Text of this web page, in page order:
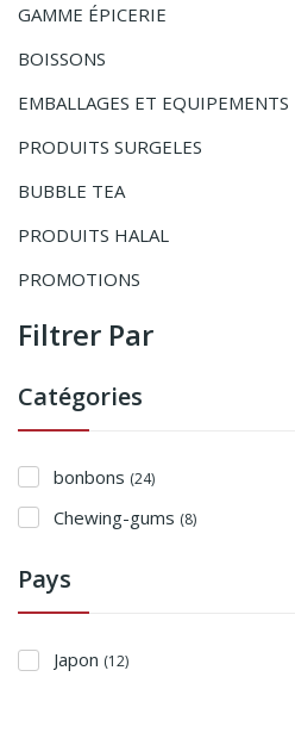
GAMME ÉPICERIE
BOISSONS
EMBALLAGES ET EQUIPEMENTS
PRODUITS SURGELES
BUBBLE TEA
PRODUITS HALAL
PROMOTIONS
Filtrer Par
Catégories
bonbons (24)
Chewing-gums (8)
Pays
Japon (12)